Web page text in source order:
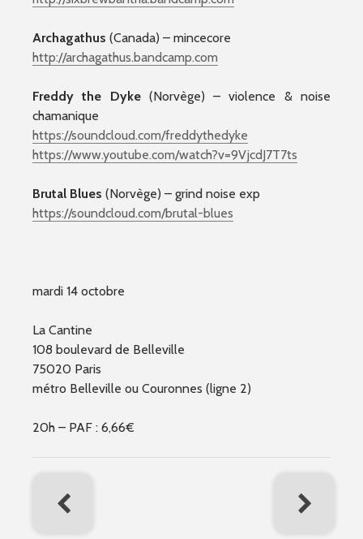
Archagathus (Canada) – mincecore
http://archagathus.bandcamp.com
Freddy the Dyke(Norvège) – violence & noise
chamanique
https://soundcloud.com/freddythedyke
https://www.youtube.com/watch?v=9VjcdJ7T7ts
Brutal Blues (Norvège) – grind noise exp
https://soundcloud.com/brutal-blues
mardi 14 octobre
La Cantine
108 boulevard de Belleville
75020 Paris
métro Belleville ou Couronnes (ligne 2)
20h – PAF : 6,66€